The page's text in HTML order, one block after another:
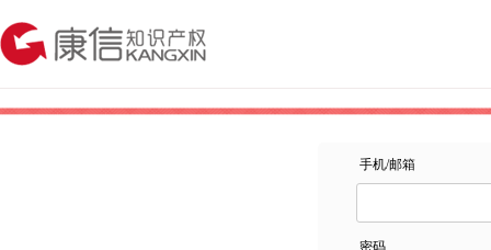
手机/邮箱
密码